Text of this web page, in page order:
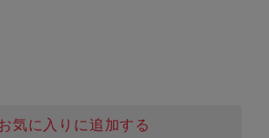
気に入りに追加する